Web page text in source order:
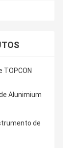
TOPCON
Alunimium
de